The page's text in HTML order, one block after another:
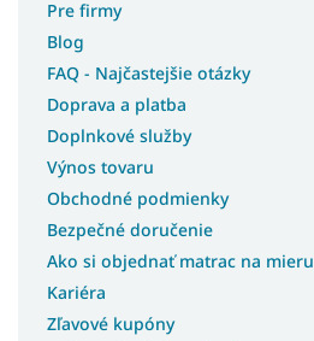
Pre firmy
Blog
FAQ - Najčastejšie otázky
Doprava a platba
Doplnkové služby
Výnos tovaru
Obchodné podmienky
Bezpečné doručenie
Ako si objednať matrac na mieru
Kariéra
Zľavové kupóny